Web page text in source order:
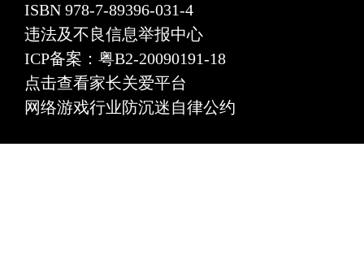
ISBN 978-7-89396-031-4
违法及不良信息举报中心
ICP备案：粤B2-20090191-18
点击查看家长关爱平台
网络游戏行业防沉迷自律公约